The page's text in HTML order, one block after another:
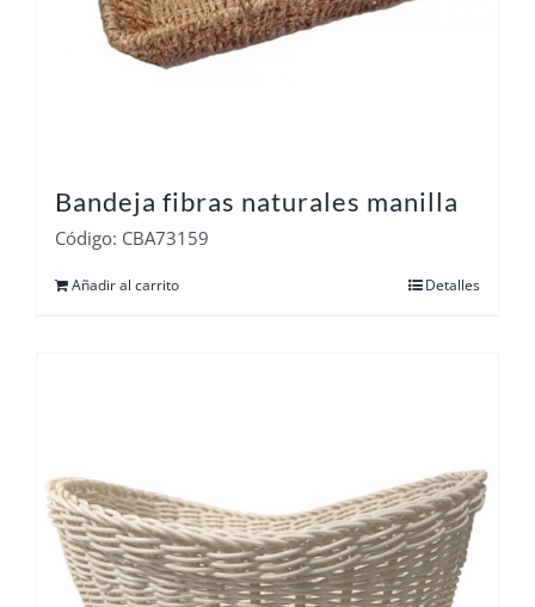
Bandeja fibras naturales manilla
Código: CBA73159
Añadir al carrito Detalles